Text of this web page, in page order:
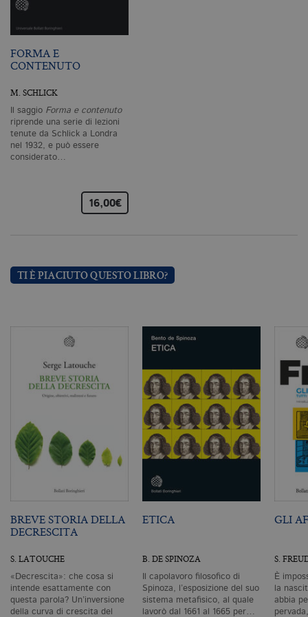
FORMA E
CONTENUTO
M. SCHLICK
Il saggio Forma e contenuto
riprende una serie di lezioni
tenute da Schlick a Londra
nel 1932, e può essere
considerato…
16,00€
TI È PIACIUTO QUESTO LIBRO?
BREVE STORIA DELLA
DECRESCITA
S. LATOUCHE
«Decrescita»: che cosa si
intende esattamente con
questa parola? Un’inversione
della curva di crescita del
ETICA
B. DE SPINOZA
Il capolavoro filosofico di
Spinoza, l’esposizione del suo
sistema metafisico, al quale
lavorò dal 1661 al 1665 per…
GLI
S.
È
la
abbia
strettamente necessari. Col rispetto
CookieScriptConsent